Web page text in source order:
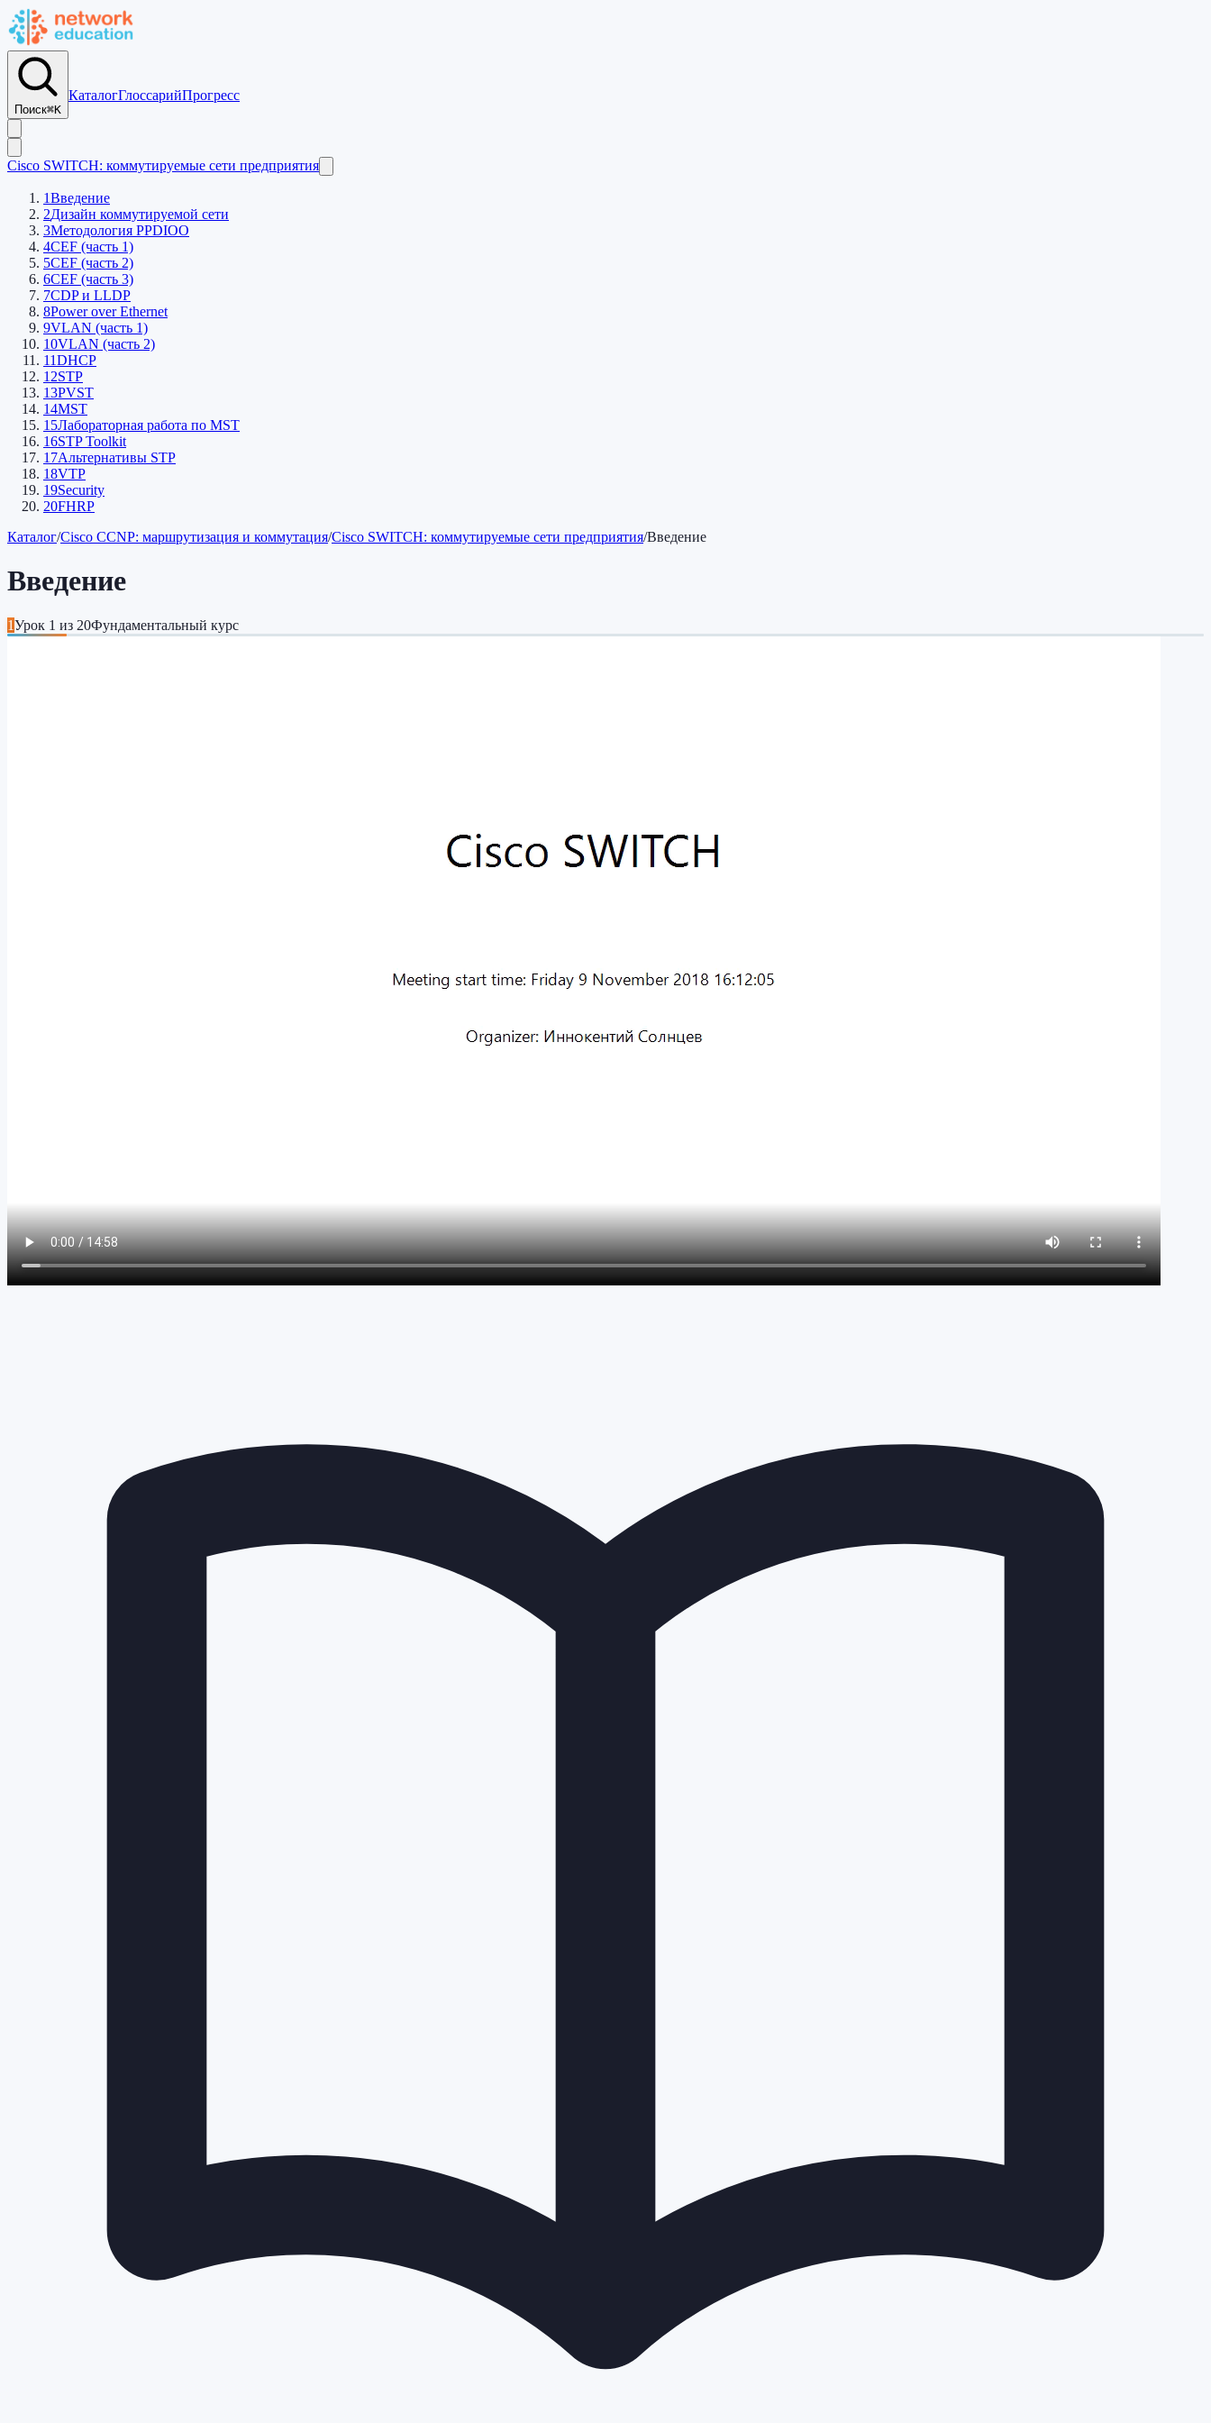
Поиск⌘K
КаталогГлоссарийПрогресс
Cisco SWITCH: коммутируемые сети предприятия
1Введение
2Дизайн коммутируемой сети
3Методология PPDIOO
4CEF (часть 1)
5CEF (часть 2)
6CEF (часть 3)
7CDP и LLDP
8Power over Ethernet
9VLAN (часть 1)
10VLAN (часть 2)
11DHCP
12STP
13PVST
14MST
15Лабораторная работа по MST
16STP Toolkit
17Альтернативы STP
18VTP
19Security
20FHRP
Каталог/Cisco CCNP: маршрутизация и коммутация/Cisco SWITCH: коммутируемые сети предприятия/Введение
Введение
1Урок 1 из 20Фундаментальный курс